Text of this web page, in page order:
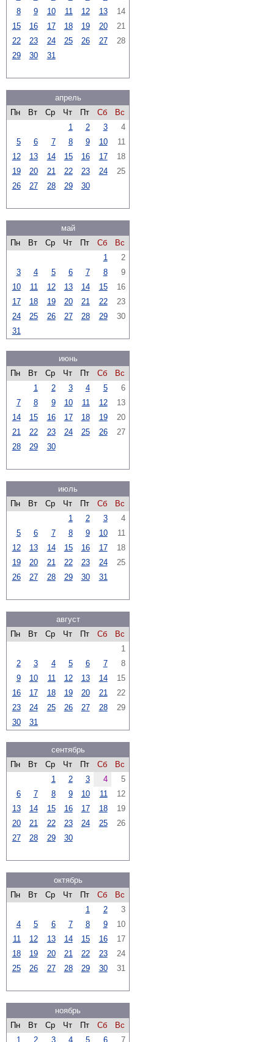
8
9 10 11 12 13
14
15
16 17 18 19 20
21
22
23 24 25 26 27
28
29
30 31
апрель
Пн
Вт Ср Чт Пт Сб
Вс
1
2 3
4
5
6 7 8 9 10
11
12
13 14 15 16 17
18
19
20 21 22 23 24
25
26
27 28 29 30
май
Пн
Вт Ср Чт Пт Сб
Вс
1
2
3
4 5 6 7 8
9
10
11 12 13 14 15
16
17
18 19 20 21 22
23
24
25 26 27 28 29
30
31
июнь
Пн
Вт Ср Чт Пт Сб
Вс
1
2 3 4 5
6
7
8 9 10 11 12
13
14
15 16 17 18 19
20
21
22 23 24 25 26
27
28
29 30
июль
Пн
Вт Ср Чт Пт Сб
Вс
1
2 3
4
5
6 7 8 9 10
11
12
13 14 15 16 17
18
19
20 21 22 23 24
25
26
27 28 29 30 31
август
Пн
Вт Ср Чт Пт Сб
Вс
1
2
3 4 5 6 7
8
9
10 11 12 13 14
15
16
17 18 19 20 21
22
23
24 25 26 27 28
29
30
31
сентябрь
Пн
Вт Ср Чт Пт Сб
Вс
1
2 3 4
5
6
7 8 9 10 11
12
13
14 15 16 17 18
19
20
21 22 23 24 25
26
27
28 29 30
октябрь
Пн
Вт Ср Чт Пт Сб
Вс
1
2
3
4
5 6 7 8 9
10
11
12 13 14 15 16
17
18
19 20 21 22 23
24
25
26 27 28 29 30 31
ноябрь
Пн
Вт Ср Чт Пт Сб
Вс
1
2 3 4 5 6 7